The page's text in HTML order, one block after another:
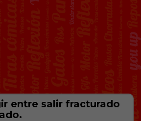
entre salir fracturado